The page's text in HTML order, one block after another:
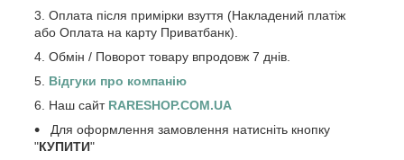
Оплата після примірки взуття (Накладений платіж
або Оплата на карту Приватбанк).
Обмін / Поворот товару впродовж 7 днів.
Відгуки про компанію
Наш сайт RARESHOP.COM.UA
Для оформлення замовлення натисніть кнопку
"КУПИТИ"